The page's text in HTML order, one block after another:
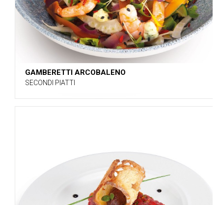
GAMBERETTI ARCOBALENO
SECONDI PIATTI